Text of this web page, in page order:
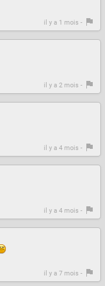
il y a 1 mois -
il y a 2 mois -
il y a 4 mois -
il y a 4 mois -
il y a 7 mois -